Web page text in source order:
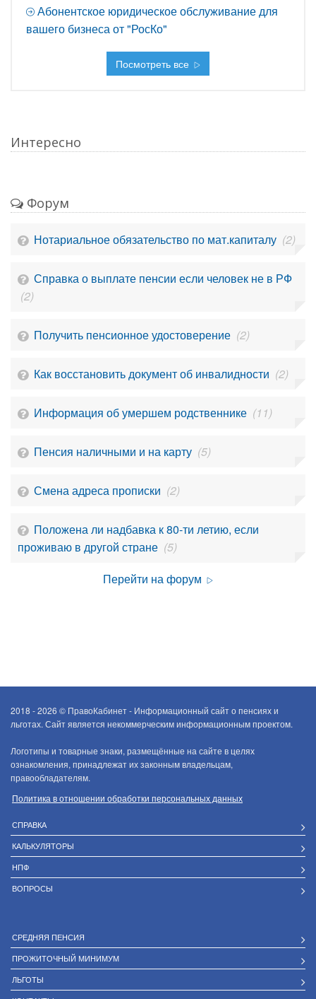
Абонентское юридическое обслуживание для
вашего бизнеса от "РосКо"
Посмотреть все
Интересно
Форум
Нотариальное обязательство по мат.капиталу (2)
Справка о выплате пенсии если человек не в РФ
(2)
Получить пенсионное удостоверение (2)
Как восстановить документ об инвалидности (2)
Информация об умершем родственнике (11)
Пенсия наличными и на карту (5)
Смена адреса прописки (2)
Положена ли надбавка к 80-ти летию, если
проживаю в другой стране (5)
Перейти на форум
2018 - 2026 © ПравоКабинет - Информационный сайт о пенсиях и
льготах. Сайт является некоммерческим информационным проектом.
Логотипы и товарные знаки, размещённые на сайте в целях
ознакомления, принадлежат их законным владельцам,
правообладателям.
Политика в отношении обработки персональных данных
СПРАВКА
КАЛЬКУЛЯТОРЫ
НПФ
ВОПРОСЫ
СРЕДНЯЯ ПЕНСИЯ
ПРОЖИТОЧНЫЙ МИНИМУМ
ЛЬГОТЫ